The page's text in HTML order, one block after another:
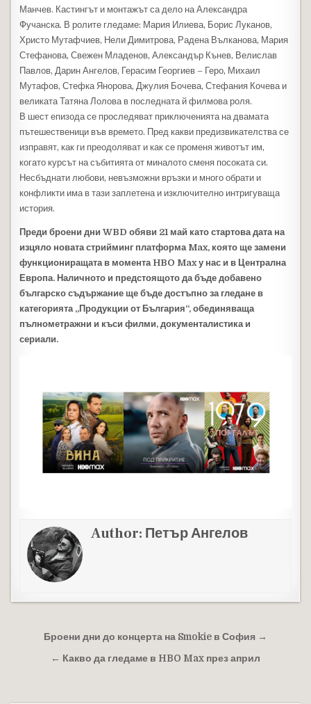
Манчев. Кастингът и монтажът са дело на Александра
Фучанска. В ролите гледаме: Мария Илиева, Борис Луканов,
Христо Мутафчиев, Нели Димитрова, Радена Вълканова, Мария
Стефанова, Свежен Младенов, Александър Кънев, Велислав
Павлов, Дарин Ангелов, Герасим Георгиев – Геро, Михаил
Мутафов, Стефка Янорова, Джулия Бочева, Стефания Кочева и
великата Татяна Лолова в последната й филмова роля.
В шест епизода се проследяват приключенията на двамата
пътешественици във времето. Пред какви предизвикателства се
изправят, как ги преодоляват и как се променя животът им,
когато курсът на събитията от миналото сменя посоката си.
Несбъднати любови, невъзможни връзки и много обрати и
конфликти има в тази заплетена и изключително интригуваща
история.
Преди броени дни WBD обяви 21 май като стартова дата на
изцяло новата стрийминг платформа Max, която ще замени
функциониращата в момента HBO Max у нас и в Централна
Европа. Наличното и предстоящото да бъде добавено
българско съдържание ще бъде достъпно за гледане в
категорията „Продукции от България“, обединяваща
пълнометражни и къси филми, документалистика и
сериали.
Author: Петър Ангелов
Навигация
Броени дни до концерта на Smokie в София →
← Какво да гледаме в HBO Max през април